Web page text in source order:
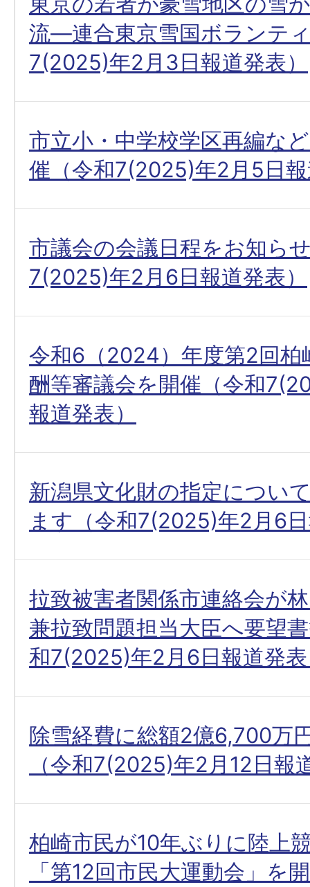
流―連合東京雪国ボランテ
7(2025)年2月3日報道発表）
市立小・中学校学区再編な
催（令和7(2025)年2月5日
市議会の会議日程をお知ら
7(2025)年2月6日報道発表）
令和6（2024）年度第2回柏
酬等審議会を開催（令和
報道発表）
新潟県文化財の指定につい
ます（令和7(2025)年2月6
拉致被害者関係市連絡会が
兼拉致問題担当大臣へ要望
和7(2025)年2月6日報道発
除雪経費に総額2億6,700万
（令和7(2025)年2月12日報
柏崎市民が10年ぶりに陸上
「第12回市民大運動会」を